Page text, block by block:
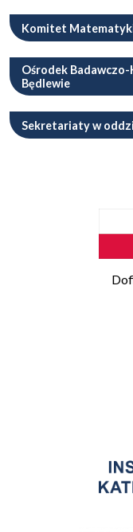
Komitet
Ośrodek
Będlewie
Sekretariaty w